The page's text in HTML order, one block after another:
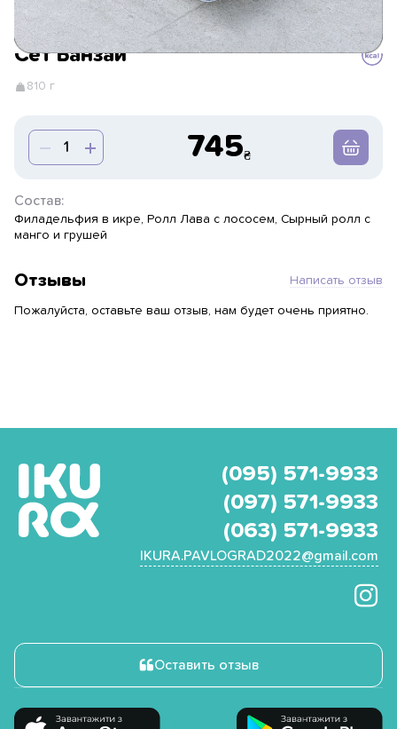
Сет Банзай
810 г
745
Состав:
Филадельфия в икре, Ролл Лава с лососем, Сырный ролл с
манго и грушей
Отзывы Написать отзыв
Пожалуйста, оставьте ваш отзыв, нам будет очень приятно.
(095) 571-9933
(097) 571-9933
(063) 571-9933
IKURA.PAVLOGRAD2022@gmail.com
Оставить отзыв